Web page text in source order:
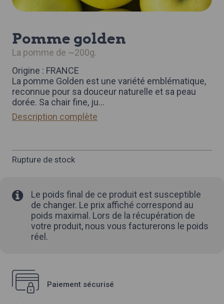
pomme golden
la pomme de ~200g.
Origine : FRANCE
La pomme Golden est une variété emblématique,
reconnue pour sa douceur naturelle et sa peau
dorée. Sa chair fine, ju...
Description complète
Rupture de stock
Le poids final de ce produit est susceptible
de changer. Le prix affiché correspond au
poids maximal. Lors de la récupération de
votre produit, nous vous facturerons le poids
réel.
Paiement sécurisé